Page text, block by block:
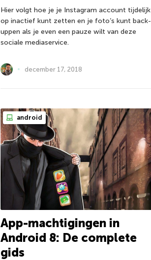
Hier volgt hoe je je Instagram account tijdelijk
op inactief kunt zetten en je foto’s kunt back-
uppen als je even een pauze wilt van deze
sociale mediaservice.
december 17, 2018
android
App-machtigingen in
Android 8: De complete
gids